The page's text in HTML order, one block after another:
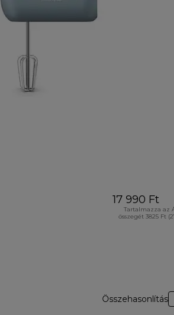
17 990 Ft
Tartalmazza az
összegét 3825 Ft
Összehasonlítás